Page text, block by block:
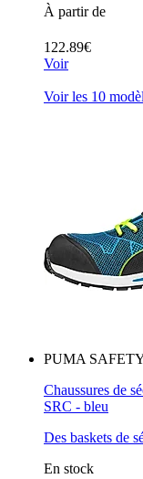
À partir de
122.89€
Voir
Voir les 10
PUMA
Chaussures de
SRC - bleu
Des baskets de
En stock